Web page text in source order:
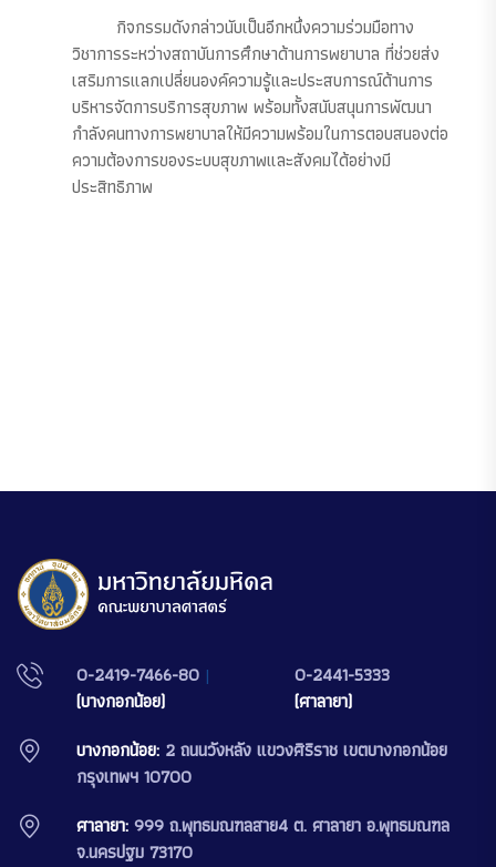
กิจกรรมดังกล่าวนับเป็นอีกหนึ่งความร่วมมือทาง
วิชาการระหว่างสถาบันการศึกษาด้านการพยาบาล ที่ช่วยส่ง
เสริมการแลกเปลี่ยนองค์ความรู้และประสบการณ์ด้านการ
บริหารจัดการบริการสุขภาพ พร้อมทั้งสนับสนุนการพัฒนา
กำลังคนทางการพยาบาลให้มีความพร้อมในการตอบสนองต่อ
ความต้องการของระบบสุขภาพและสังคมได้อย่างมี
ประสิทธิภาพ
0-2419-7466-80 |
(บางกอกน้อย)
0-2441-5333
(ศาลายา)
บางกอกน้อย: 2 ถนนวังหลัง แขวงศิริราช เขตบางกอกน้อย
กรุงเทพฯ 10700
ศาลายา: 999 ถ.พุทธมณฑลสาย4 ต. ศาลายา อ.พุทธมณฑล
จ.นครปฐม 73170